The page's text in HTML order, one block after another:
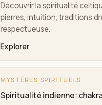
Découvrir la spiritualité
pierres, intuition, traditions
respectueuse.
Explorer
MYSTÈRES SPIRITUELS
Spiritualité indienne: